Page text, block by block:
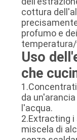
cottura
profumo e
Uso
che
da
l'acqua.
2.Extracting
miscela di